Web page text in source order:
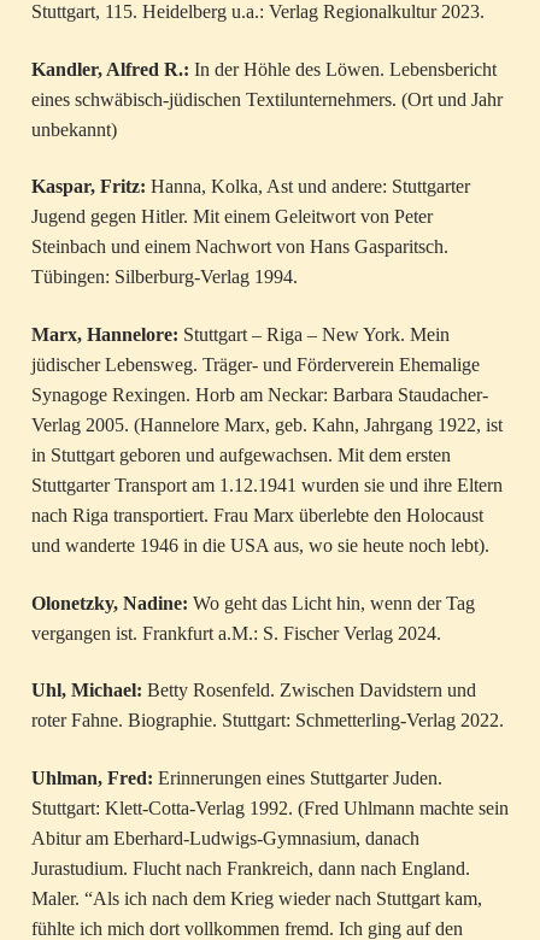
Stuttgart, 115. Heidelberg u.a.: Verlag Regionalkultur 2023.
Kandler, Alfred R.: In der Höhle des Löwen. Lebensbericht
eines schwäbisch-jüdischen Textilunternehmers. (Ort und Jahr
unbekannt)
Kaspar, Fritz: Hanna, Kolka, Ast und andere: Stuttgarter
Jugend gegen Hitler. Mit einem Geleitwort von Peter
Steinbach und einem Nachwort von Hans Gasparitsch.
Tübingen: Silberburg-Verlag 1994.
Marx, Hannelore: Stuttgart – Riga – New York. Mein
jüdischer Lebensweg. Träger- und Förderverein Ehemalige
Synagoge Rexingen. Horb am Neckar: Barbara Staudacher-
Verlag 2005. (Hannelore Marx, geb. Kahn, Jahrgang 1922, ist
in Stuttgart geboren und aufgewachsen. Mit dem ersten
Stuttgarter Transport am 1.12.1941 wurden sie und ihre Eltern
nach Riga transportiert. Frau Marx überlebte den Holocaust
und wanderte 1946 in die USA aus, wo sie heute noch lebt).
Olonetzky, Nadine: Wo geht das Licht hin, wenn der Tag
vergangen ist. Frankfurt a.M.: S. Fischer Verlag 2024.
Uhl, Michael: Betty Rosenfeld. Zwischen Davidstern und
roter Fahne. Biographie. Stuttgart: Schmetterling-Verlag 2022.
Uhlman, Fred: Erinnerungen eines Stuttgarter Juden.
Stuttgart: Klett-Cotta-Verlag 1992. (Fred Uhlmann machte sein
Abitur am Eberhard-Ludwigs-Gymnasium, danach
Jurastudium. Flucht nach Frankreich, dann nach England.
Maler. “Als ich nach dem Krieg wieder nach Stuttgart kam,
fühlte ich mich dort vollkommen fremd. Ich ging auf den